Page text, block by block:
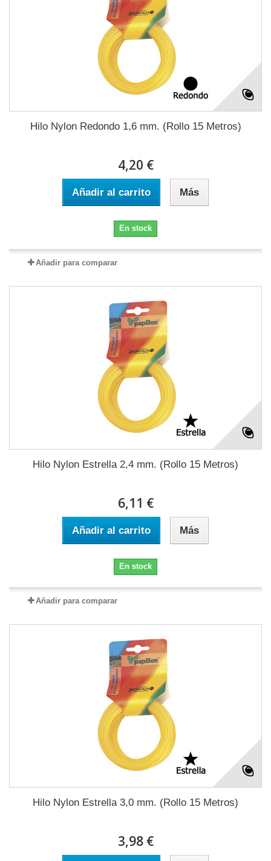
Hilo Nylon Redondo 1,6 mm. (Rollo 15 Metros)
4,20 €
Añadir al carrito Más
En stock
Añadir para comparar
Hilo Nylon Estrella 2,4 mm. (Rollo 15 Metros)
6,11 €
Añadir al carrito Más
En stock
Añadir para comparar
Hilo Nylon Estrella 3,0 mm. (Rollo 15 Metros)
3,98 €